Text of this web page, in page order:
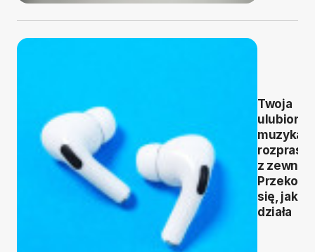
Twoja
ulubiona
muzyka
z
Przekonaj
się, jak to
działa